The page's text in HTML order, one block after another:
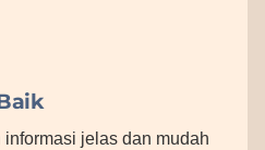
jelas dan mudah